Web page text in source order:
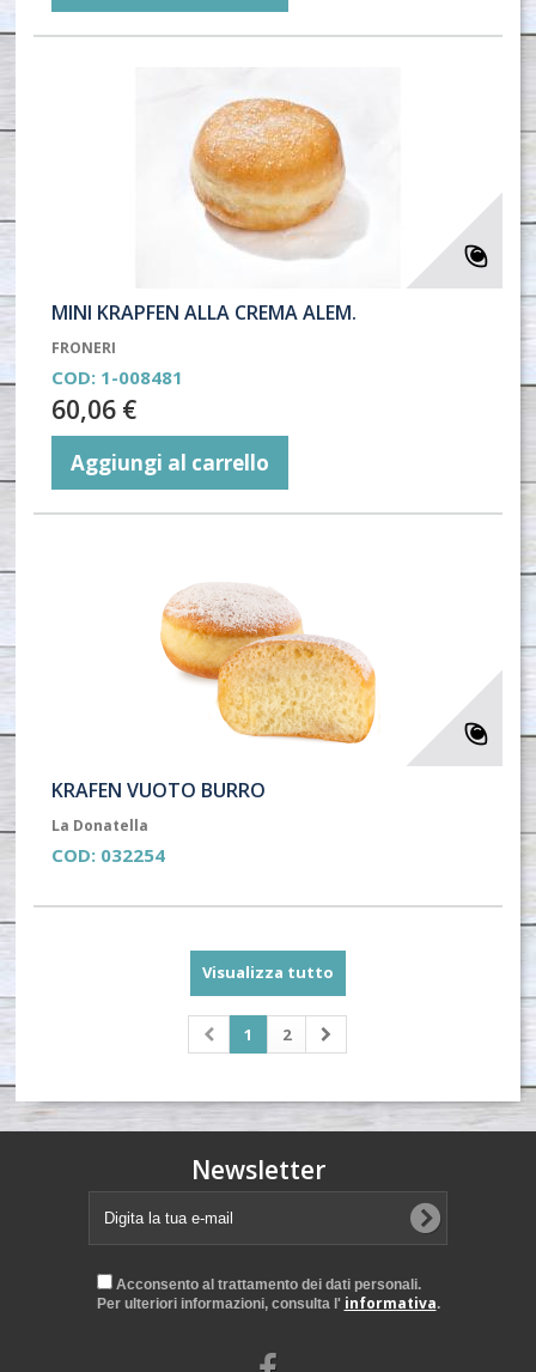
MINI KRAPFEN ALLA CREMA ALEM.
FRONERI
COD: 1-008481
60,06 €
Aggiungi al carrello
KRAFEN VUOTO BURRO
La Donatella
COD: 032254
Visualizza tutto
1 2
Newsletter
Acconsento al trattamento dei dati personali.
Per ulteriori informazioni, consulta l' informativa.